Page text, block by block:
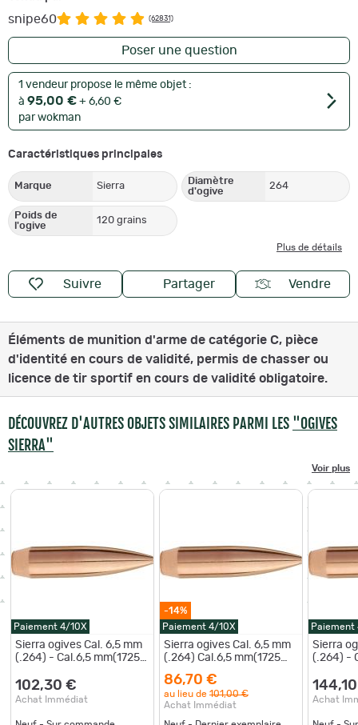
snipe60 (62831)
Poser une question
1 vendeur propose le même objet :
à 95,00 € + 6,60 €
par wokman
Caractéristiques principales
Marque Sierra
Diamètre
d'ogive
264
Poids de
l'ogive
120 grains
Plus de détails
Suivre Partager Vendre
Éléments de munition d'arme de catégorie C, pièce
d'identité en cours de validité, permis de chasser ou
licence de tir sportif en cours de validité obligatoire.
DÉCOUVREZ D'AUTRES OBJETS SIMILAIRES PARMI LES "OGIVES
SIERRA"
Voir plus
Paiement 4/10X
Sierra ogives Cal. 6,5 mm
(.264) - Cal.6,5 mm(1725
102,30 €
Achat Immédiat
-14%
Paiement 4/10X
Sierra ogives Cal. 6,5 mm
(.264) Cal.6,5 mm(1725
86,70 €
au lieu de 101,00 €
Achat Immédiat
Paiement
Sierra
(.264) -
Achat